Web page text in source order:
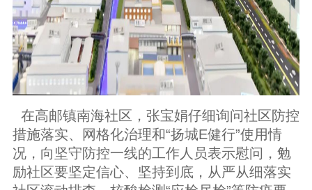
在高邮镇南海社区，张宝娟仔细询问社区防控
措施落实、网格化治理和“扬城E健行”使用情
况，向坚守防控一线的工作人员表示慰问，勉
励社区要坚定信心、坚持到底，从严从细落实